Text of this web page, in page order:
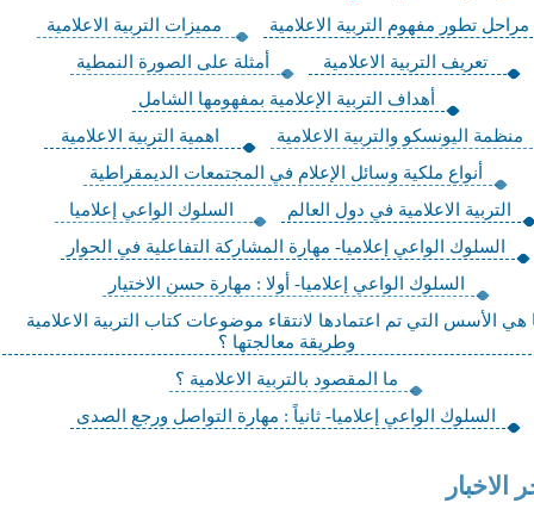
مراحل تطور مفهوم التربية الاعلامية
مميزات التربية الاعلامية
تعريف التربية الاعلامية
أمثلة على الصورة النمطية
أهداف التربية الإعلامية بمفهومها الشامل
منظمة اليونسكو والتربية الاعلامية
اهمية التربية الاعلامية
أنواع ملكية وسائل الإعلام في المجتمعات الديمقراطية
التربية الاعلامية في دول العالم
السلوك الواعي إعلاميا
السلوك الواعي إعلاميا- مهارة المشاركة التفاعلية في الحوار
السلوك الواعي إعلاميا- أولا : مهارة حسن الاختيار
هي الأسس التي تم اعتمادها لانتقاء موضوعات كتاب التربية الاعلامية
وطريقة معالجتها ؟
ما المقصود بالتربية الاعلامية ؟
السلوك الواعي إعلاميا- ثانياً : مهارة التواصل ورجع الصدى
الاخبار